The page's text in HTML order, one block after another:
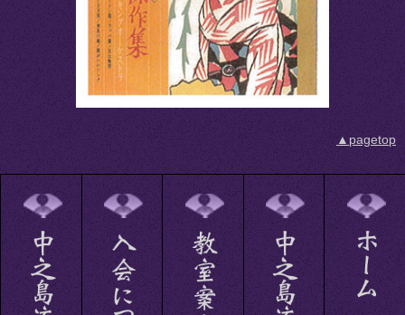
▲pagetop